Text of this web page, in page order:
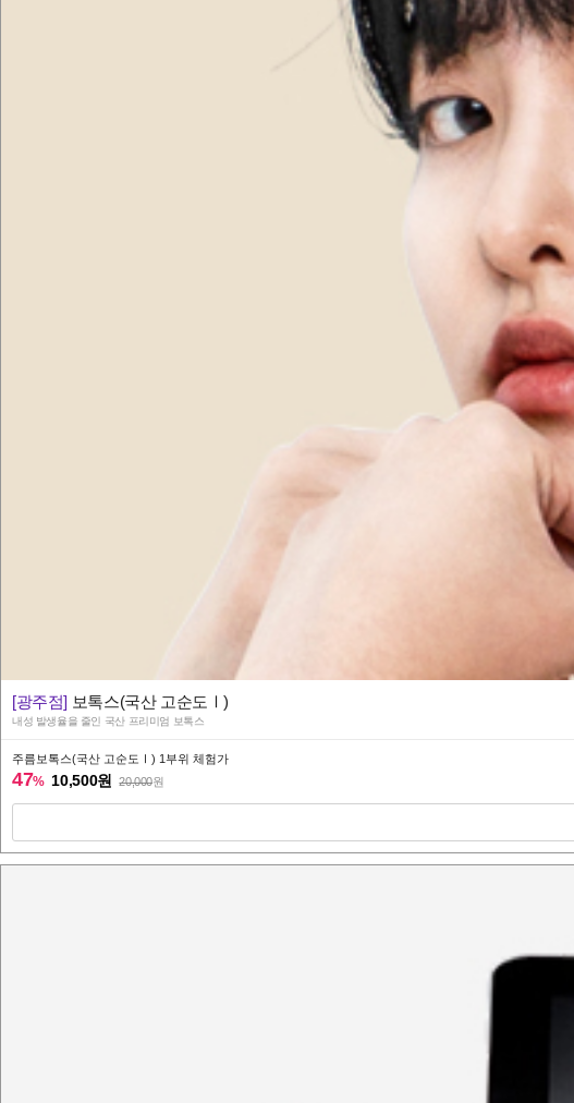
[광주점] 보톡스(국산 고순도Ⅰ)
내성 발생율을 줄인 국산 프리미엄 보톡스
주름보톡스(국산 고순도Ⅰ) 1부위 체험가
47% 10,500원 20,000원